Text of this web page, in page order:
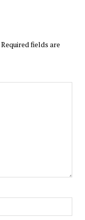
Required fields are